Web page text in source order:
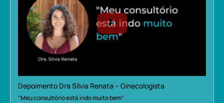
Depoimento Dra Sílvia Renata – Ginecologista
“Meu consultório está indo muito bem”